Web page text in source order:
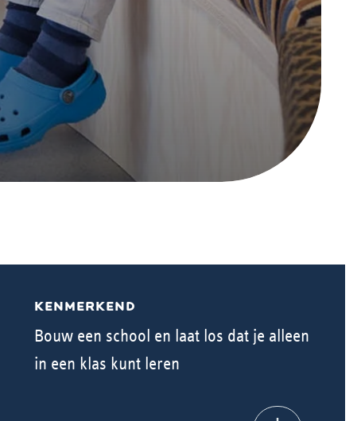
KENMERKEND
Bouw een school en laat los dat je alleen
in een klas kunt leren